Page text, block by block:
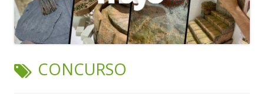
CONCURSO